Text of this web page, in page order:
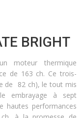
BRIGHT
moteur thermique
de 163 ch. Ce­ trois-
de 82 ch), le tout mis
embrayage à sept
hautes performances